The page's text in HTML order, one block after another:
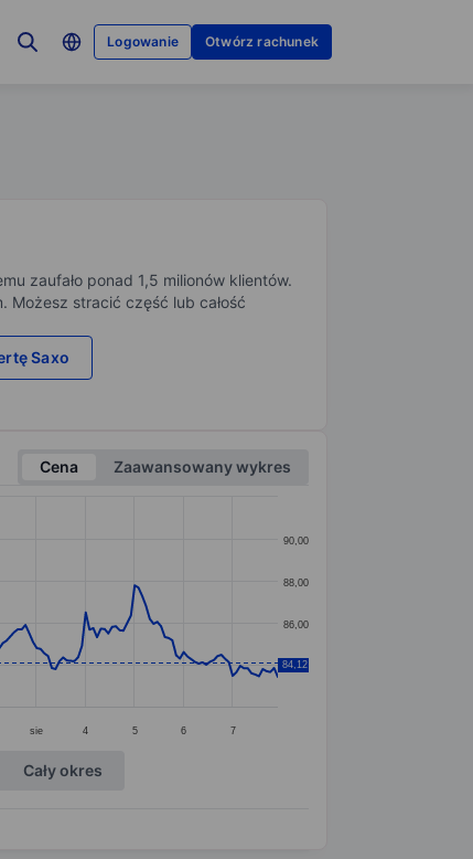
Logowanie Otwórz rachunek
zaufało ponad 1,5 milionów klientów.
Możesz stracić część lub całość
Saxo
Cena
Zaawansowany wykres
sie 4 5 6 7
84,00
86,00
88,00
90,00
84,12
Cały okres